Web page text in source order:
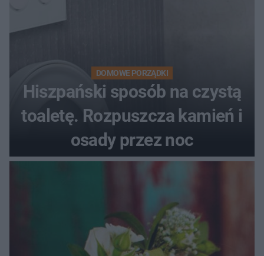
DOMOWE PORZĄDKI
Hiszpański sposób na czystą
toaletę. Rozpuszcza kamień i
osady przez noc